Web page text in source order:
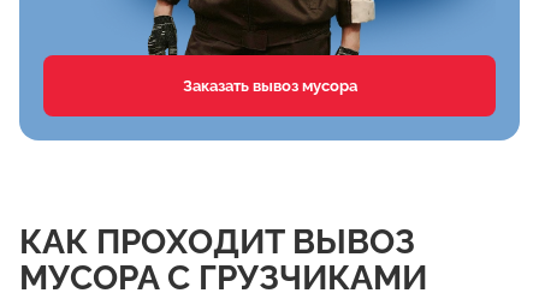
Сафоново
Первомайка
Осеченки
Поповка
Заказать вывоз мусора
КАК ПРОХОДИТ ВЫВОЗ
МУСОРА С ГРУЗЧИКАМИ